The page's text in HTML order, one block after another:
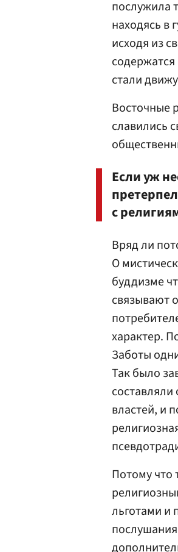
послужила
находясь в
исходя из
стали
Восточные
славились
Если уж
с
Вряд ли
О
буддизме
связывают
характер.
Заботы
Так было
властей, и
Потому что
льготами и